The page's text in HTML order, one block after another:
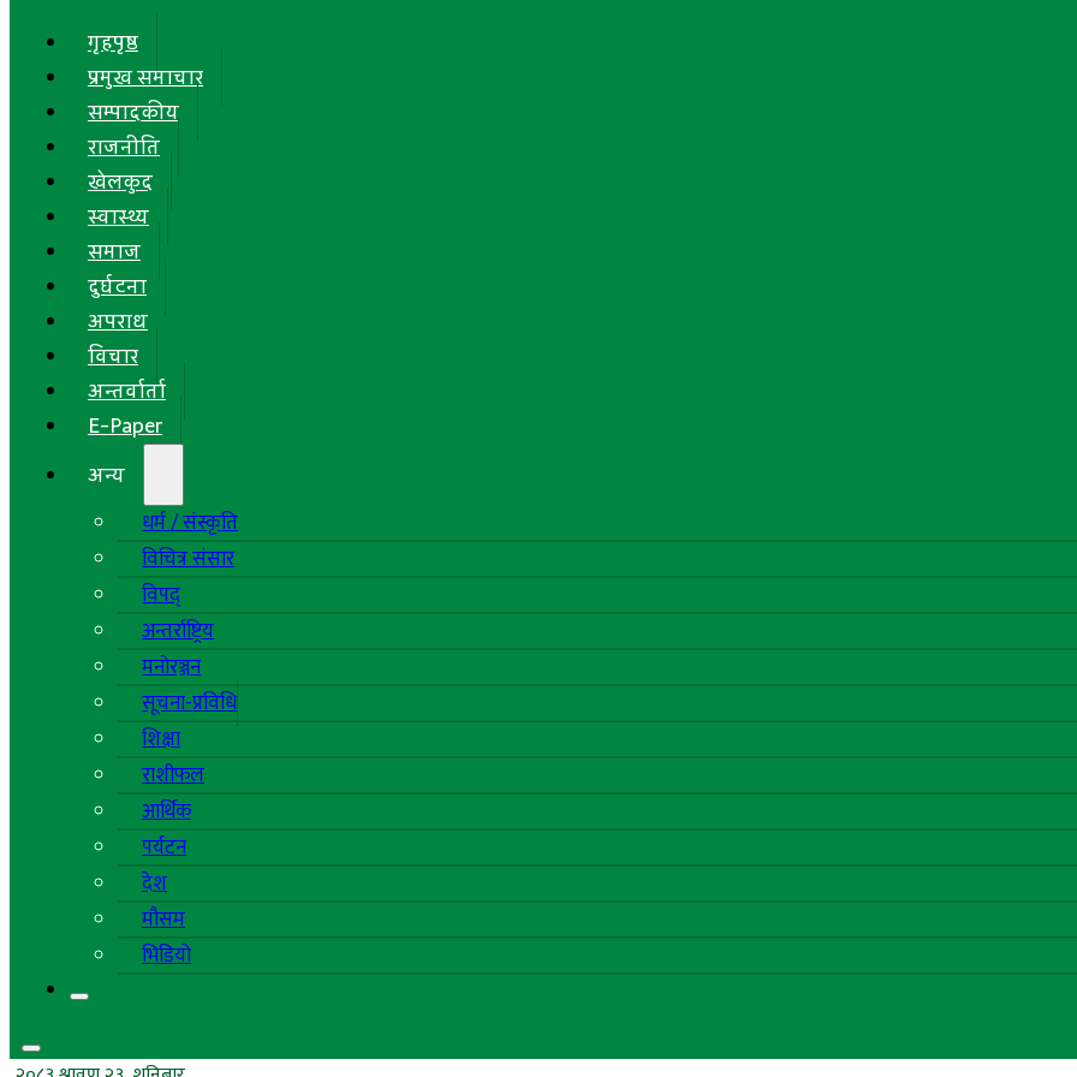
गृहपृष्ठ
प्रमुख समाचार
सम्पादकीय
राजनीति
खेलकुद
स्वास्थ्य
समाज
दुर्घटना
अपराध
विचार
अन्तर्वार्ता
E-Paper
अन्य
धर्म / संस्कृति
विचित्र संसार
विपद्
अन्तर्राष्ट्रिय
मनोरञ्जन
सूचना-प्रविधि
शिक्षा
राशीफल
आर्थिक
पर्यटन
देश
मौसम
भिडियो